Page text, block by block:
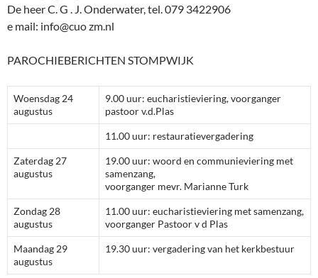
De heer C. G . J. Onderwater, tel. 079 3422906
e mail: info@cuo zm.nl
PAROCHIEBERICHTEN STOMPWIJK
Woensdag 24
augustus
9.00 uur: eucharistieviering, voorganger
pastoor v.d.Plas
11.00 uur: restauratievergadering
Zaterdag 27
augustus
19.00 uur: woord en communieviering met
samenzang,
voorganger mevr. Marianne Turk
Zondag 28
augustus
11.00 uur: eucharistieviering met samenzang,
voorganger Pastoor v d Plas
Maandag 29
augustus
19.30 uur: vergadering van het kerkbestuur